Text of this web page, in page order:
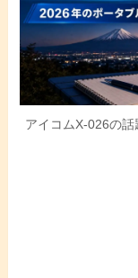
アイコムX-026の